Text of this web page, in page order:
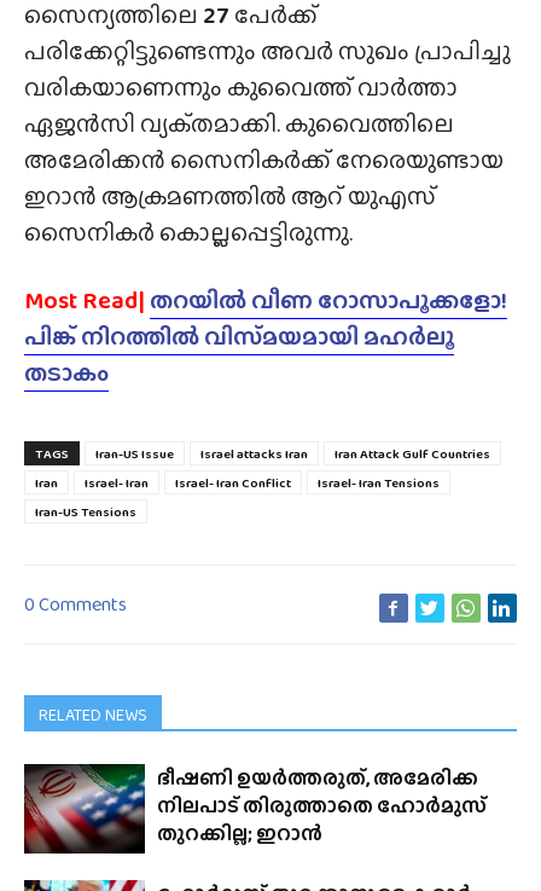
സൈന്യത്തിലെ 27 പേർക്ക്
പരിക്കേറ്റിട്ടുണ്ടെന്നും അവർ സുഖം പ്രാപിച്ചു
വരികയാണെന്നും കുവൈത്ത് വാർത്താ
ഏജൻസി വ്യക്‌തമാക്കി. കുവൈത്തിലെ
അമേരിക്കൻ സൈനികർക്ക് നേരെയുണ്ടായ
ഇറാൻ ആക്രമണത്തിൽ ആറ് യുഎസ്
സൈനികർ കൊല്ലപ്പെട്ടിരുന്നു.
Most Read| തറയിൽ വീണ റോസാപൂക്കളോ!
പിങ്ക് നിറത്തിൽ വിസ്‌മയമായി മഹർലൂ
തടാകം
TAGS Iran-US Issue Israel attacks Iran
Iran Attack Gulf Countries
Iran
Israel- Iran Israel- Iran Conflict
Israel- Iran Tensions
Iran-US Tensions
0 Comments
RELATED NEWS
ഭീഷണി ഉയർത്തരുത്, അമേരിക്ക
നിലപാട് തിരുത്താതെ ഹോർമുസ്
തുറക്കില്ല; ഇറാൻ